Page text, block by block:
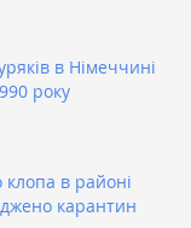
в Німеччині
року
в районі
карантин